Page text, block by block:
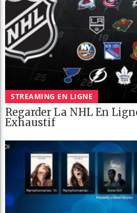
STREAMING EN LIGNE
Regarder La NHL En
Exhaustif